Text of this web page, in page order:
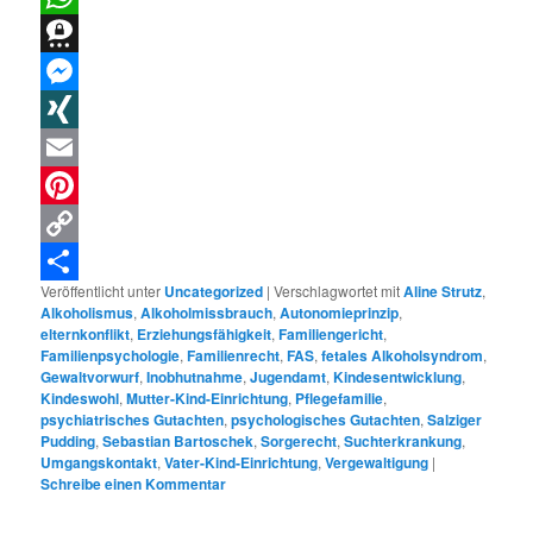
WhatsApp
Threema
Messenger
XING
Email
Pinterest
Copy
Link
Teilen
Veröffentlicht unter Uncategorized |Verschlagwortet mitAline Strutz,
Alkoholismus,Alkoholmissbrauch,Autonomieprinzip,
elternkonflikt, Erziehungsfähigkeit,Familiengericht,
Familienpsychologie,Familienrecht,FAS,fetales Alkoholsyndrom,
Gewaltvorwurf,Inobhutnahme,Jugendamt,Kindesentwicklung,
Kindeswohl,Mutter-Kind-Einrichtung, Pflegefamilie,
psychiatrisches Gutachten,psychologisches Gutachten,Salziger
Pudding,Sebastian Bartoschek,Sorgerecht,Suchterkrankung,
Umgangskontakt,Vater-Kind-Einrichtung,Vergewaltigung |
Schreibe einen Kommentar